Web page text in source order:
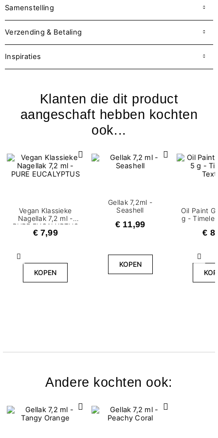
Samenstelling
Verzending & Betaling
Inspiraties
Klanten die dit product
aangeschaft hebben kochten
ook...
Vorige
Vegan Klassieke
Nagellak 7,2 ml -
PURE EUCALYPTUS
€ 7,99
KOPEN
Gellak 7,2ml -
Seashell
€ 11,99
KOPEN
Oil Paint
g -
€
Andere kochten ook: